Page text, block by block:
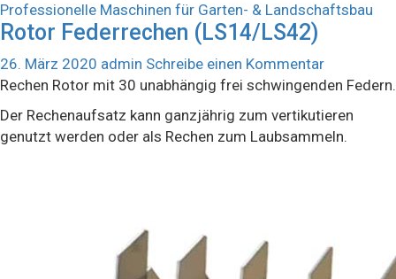
Professionelle Maschinen für Garten- & Landschaftsbau
Rotor Federrechen (LS14/LS42)
26. März 2020 admin Schreibe einen Kommentar
Rechen Rotor mit 30 unabhängig frei schwingenden Federn.
Der Rechenaufsatz kann ganzjährig zum vertikutieren
genutzt werden oder als Rechen zum Laubsammeln.